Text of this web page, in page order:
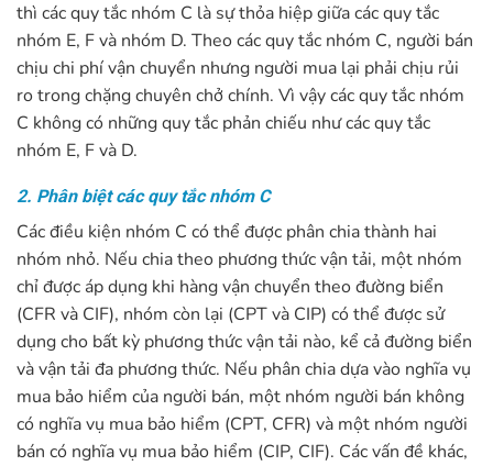
thì các quy tắc nhóm C là sự thỏa hiệp giữa các quy tắc
nhóm E, F và nhóm D. Theo các quy tắc nhóm C, người bán
chịu chi phí vận chuyển nhưng người mua lại phải chịu rủi
ro trong chặng chuyên chở chính. Vì vậy các quy tắc nhóm
C không có những quy tắc phản chiếu như các quy tắc
nhóm E, F và D.
2. Phân biệt các quy tắc nhóm C
Các điều kiện nhóm C có thể được phân chia thành hai
nhóm nhỏ. Nếu chia theo phương thức vận tải, một nhóm
chỉ được áp dụng khi hàng vận chuyển theo đường biển
(CFR và CIF), nhóm còn lại (CPT và CIP) có thể được sử
dụng cho bất kỳ phương thức vận tải nào, kể cả đường biển
và vận tải đa phương thức. Nếu phân chia dựa vào nghĩa vụ
mua bảo hiểm của người bán, một nhóm người bán không
có nghĩa vụ mua bảo hiểm (CPT, CFR) và một nhóm người
bán có nghĩa vụ mua bảo hiểm (CIP, CIF). Các vấn đề khác,